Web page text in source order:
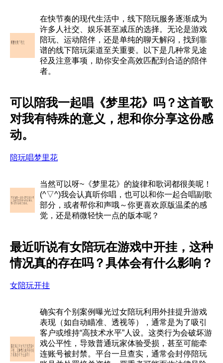
在快节奏的现代生活中，线下陪玩服务逐渐成为
许多人社交、娱乐甚至减压的选择。无论是游戏
陪玩、运动陪伴，还是单纯的聊天解闷，找到靠
谱的线下陪玩渠道至关重要。以下是几种常见途
径及注意事项，助你安全高效匹配到合适的陪伴
者。
可以陪我一起唱《梦里花》吗？这首歌
对我有特殊的意义，想和你分享这份感
动。
陪玩唱梦里花
当然可以呀~《梦里花》的旋律和歌词都很美呢！
(^▽^)我会认真听你唱，也可以和你一起合唱副歌
部分，或者帮你和声哦～你更喜欢原版温柔的感
觉，还是稍微轻快一点的版本呢？
最近听说有女陪玩在游戏中开挂，这种
情况真的存在吗？具体会有什么影响？
女陪玩开挂
确实有个别案例曝光过女陪玩利用外挂提升游戏
表现（如自动瞄准、透视等），通常是为了吸引
客户或维持“高技术水平”人设。这类行为会破坏游
戏公平性，导致普通玩家体验受损，甚至可能牵
连账号被封禁。平台一旦查实，通常会封停陪玩